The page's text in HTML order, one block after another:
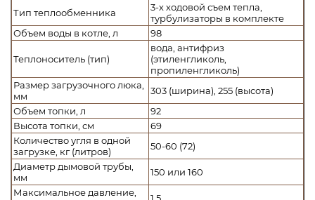
Тип теплообменника
3-х ходовой съем тепла,
турбулизаторы в комплекте
Объем воды в котле, л
98
Теплоноситель (тип)
вода, антифриз
(этиленгликоль,
пропиленгликоль)
Размер загрузочного люка,
мм
303 (ширина), 255 (высота)
Объем топки, л
92
Высота топки, см
69
Количество угля в одной
загрузке, кг (литров)
50-60 (72)
Диаметр дымовой трубы,
мм
150 или 160
Максимальное давление,